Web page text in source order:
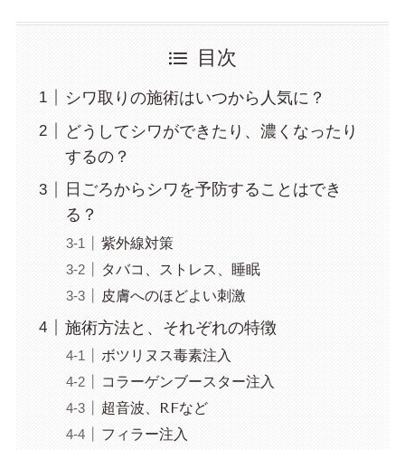
目次
シワ取りの施術はいつから人気に？
どうしてシワができたり、濃くなったり
するの？
日ごろからシワを予防することはでき
る？
紫外線対策
タバコ、ストレス、睡眠
皮膚へのほどよい刺激
施術方法と、それぞれの特徴
ボツリヌス毒素注入
コラーゲンブースター注入
超音波、RFなど
フィラー注入